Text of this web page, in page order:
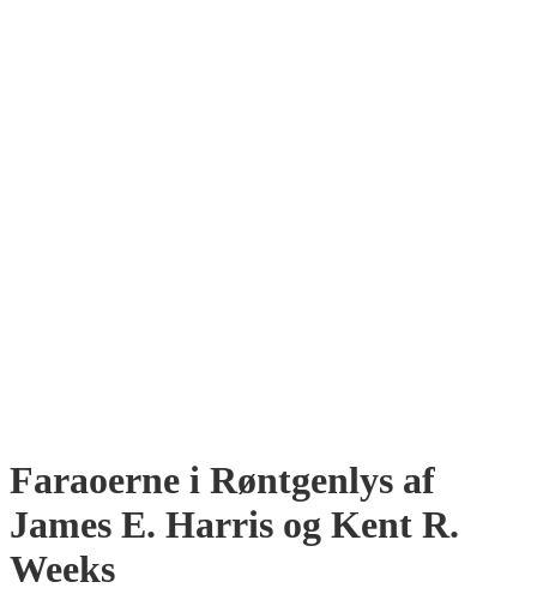
Faraoerne i Røntgenlys af
James E. Harris og Kent R.
Weeks